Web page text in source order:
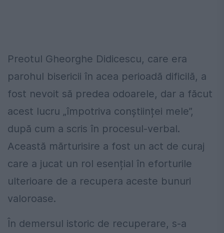
Preotul Gheorghe Didicescu, care era
parohul bisericii în acea perioadă dificilă, a
fost nevoit să predea odoarele, dar a făcut
acest lucru „împotriva conștiinței mele”,
după cum a scris în procesul-verbal.
Această mărturisire a fost un act de curaj
care a jucat un rol esențial în eforturile
ulterioare de a recupera aceste bunuri
valoroase.
În demersul istoric de recuperare, s-a